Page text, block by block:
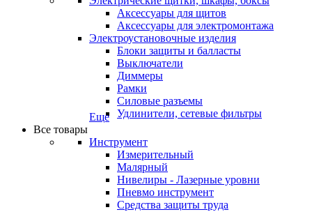
Аксессуары для щитов
Аксессуары для электромонтажа
Электроустановочные изделия
Блоки защиты и балласты
Выключатели
Диммеры
Рамки
Силовые разъемы
Удлинители, сетевые фильтры
Еще
Все товары
Инструмент
Измерительный
Малярный
Нивелиры - Лазерные уровни
Пневмо инструмент
Средства защиты труда